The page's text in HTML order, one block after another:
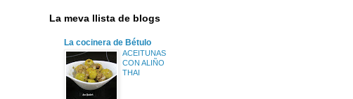
La meva llista de blogs
La cocinera de Bétulo
ACEITUNAS
CON ALIÑO
THAI